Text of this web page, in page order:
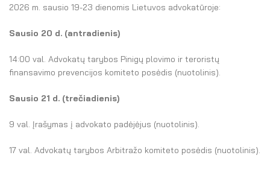
2026 m. sausio 19-23 dienomis Lietuvos advokatūroje:
Sausio 20 d. (antradienis)
14:00 val. Advokatų tarybos Pinigų plovimo ir teroristų
finansavimo prevencijos komiteto posėdis (nuotolinis).
Sausio 21 d. (trečiadienis)
9 val. Įrašymas į advokato padėjėjus (nuotolinis).
17 val. Advokatų tarybos Arbitražo komiteto posėdis (nuotolinis).